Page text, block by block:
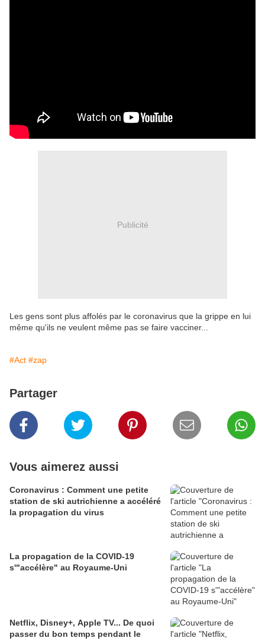
Publicité
Les gens sont plus affolés par le coronavirus que la grippe en lui
même qu'ils ne veulent même pas se faire vacciner...
#Act #zap
Partager
Vous aimerez aussi
Coronavirus : Comment une petite
station de ski autrichienne a accéléré
la propagation du virus
La propagation de la COVID-19
s'"accélère" au Royaume-Uni
Netflix, Disney+, Apple TV... De quoi
passer du bon temps pendant le